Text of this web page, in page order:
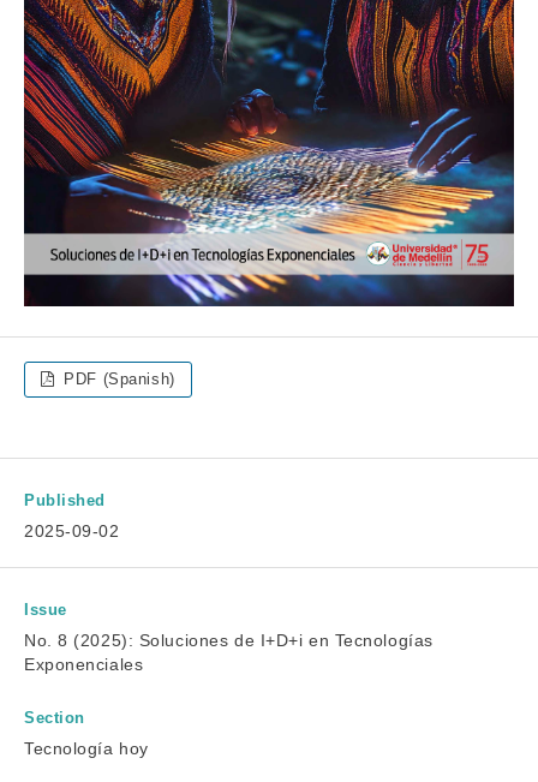
PDF (Spanish)
Published
2025-09-02
Issue
No. 8 (2025): Soluciones de I+D+i en Tecnologías
Exponenciales
Section
Tecnología hoy